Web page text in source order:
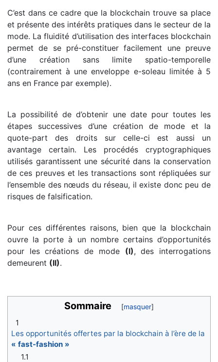
C’est dans ce cadre que la blockchain trouve sa place
et présente des intérêts pratiques dans le secteur de la
mode. La fluidité d’utilisation des interfaces blockchain
permet de se pré-constituer facilement une preuve
d’une création sans limite spatio-temporelle
(contrairement à une enveloppe e-soleau limitée à 5
ans en France par exemple).
La possibilité de d’obtenir une date pour toutes les
étapes successives d’une création de mode et la
quote-part des droits sur celle-ci est aussi un
avantage certain. Les procédés cryptographiques
utilisés garantissent une sécurité dans la conservation
de ces preuves et les transactions sont répliquées sur
l’ensemble des nœuds du réseau, il existe donc peu de
risques de falsification.
Pour ces différentes raisons, bien que la blockchain
ouvre la porte à un nombre certains d’opportunités
pour les créations de mode (I), des interrogations
demeurent (II).
Sommaire
1
Les opportunités offertes par la blockchain à l’ère de la
« fast-fashion »
1.1